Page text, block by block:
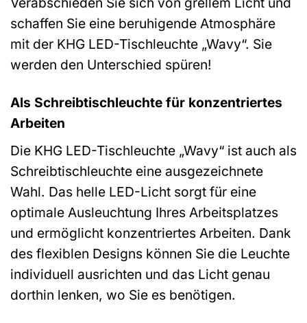
schaffen Sie eine beruhigende Atmosphäre
mit der KHG LED-Tischleuchte „Wavy“. Sie
werden den Unterschied spüren!
Als Schreibtischleuchte für konzentriertes
Arbeiten
Die KHG LED-Tischleuchte „Wavy“ ist auch als
Schreibtischleuchte eine ausgezeichnete
Wahl. Das helle LED-Licht sorgt für eine
optimale Ausleuchtung Ihres Arbeitsplatzes
und ermöglicht konzentriertes Arbeiten. Dank
des flexiblen Designs können Sie die Leuchte
individuell ausrichten und das Licht genau
dorthin lenken, wo Sie es benötigen.